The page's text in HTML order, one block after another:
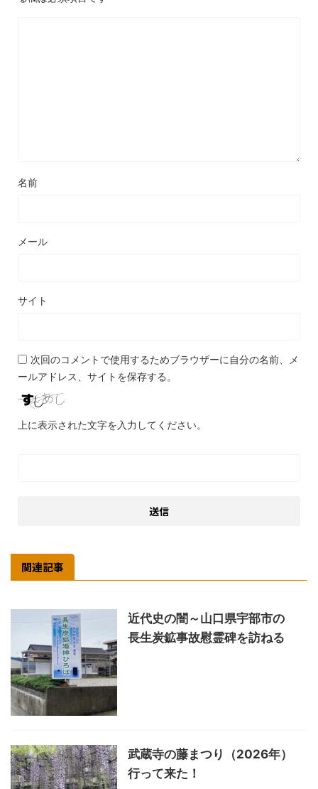
名前
メール
サイト
次回のコメントで使用するためブラウザーに自分の名前、メ
ールアドレス、サイトを保存する。
上に表示された文字を入力してください。
関連記事
近代史の闇～山口県宇部市の
長生炭鉱事故慰霊碑を訪ねる
武蔵寺の藤まつり（2026年）
行って来た！